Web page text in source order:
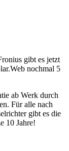
gibt es jetzt
nochmal 5
ab Werk durch
Für alle nach
gibt es die
10 Jahre!